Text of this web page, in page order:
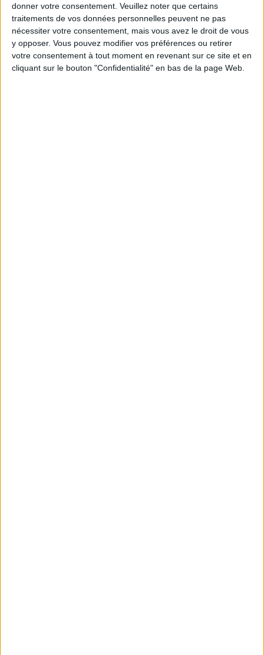
donner votre consentement. Veuillez noter que certains
traitements de vos données personnelles peuvent ne pas
nécessiter votre consentement, mais vous avez le droit de vous
y opposer. Vous pouvez modifier vos préférences ou retirer
votre consentement à tout moment en revenant sur ce site et en
cliquant sur le bouton "Confidentialité" en bas de la page Web.
4) Fermez vos lèvres et esquissez un sourire naturel.
Puis aspirez vos joues comme si vous faisiez le
"visage du poisson".